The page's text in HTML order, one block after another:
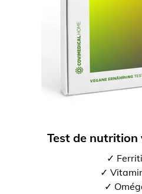
Test de nutrition
✓
✓
✓